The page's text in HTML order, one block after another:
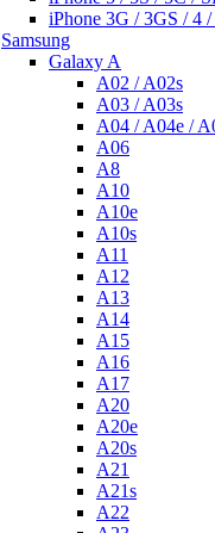
iPhone 3G / 3GS / 4 /
Samsung
Galaxy A
A02 / A02s
A03 / A03s
A04 / A04e /
A06
A8
A10
A10e
A10s
A11
A12
A13
A14
A15
A16
A17
A20
A20e
A20s
A21
A21s
A22